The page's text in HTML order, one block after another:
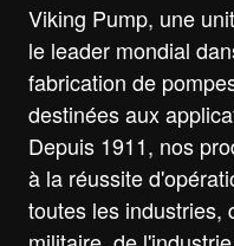
Viking Pump, une
le leader mondial
fabrication de
destinées aux
Depuis 1911, nos
à la réussite
toutes les industries,